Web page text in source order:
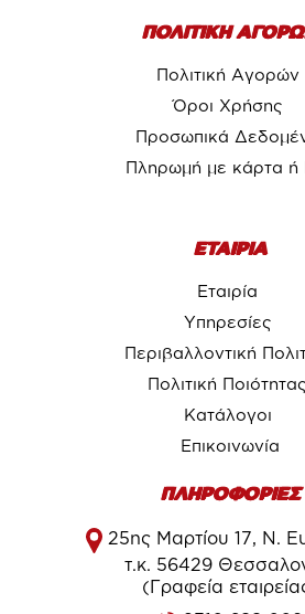
ΠΟΛΙΤΙΚΗ
Πολιτική Αγορών
Όροι Χρήσης
Προσωπικά
Πληρωμή με κάρτα ή
ΕΤΑΙΡΙΑ
Εταιρία
Υπηρεσίες
Περιβαλλοντική
Πολιτική Ποιότητας
Κατάλογοι
Επικοινωνία
ΠΛΗΡΟΦΟΡΙΕΣ
25ης Μαρτίου 17, Ν.
τ.κ. 56429
(Γραφεία